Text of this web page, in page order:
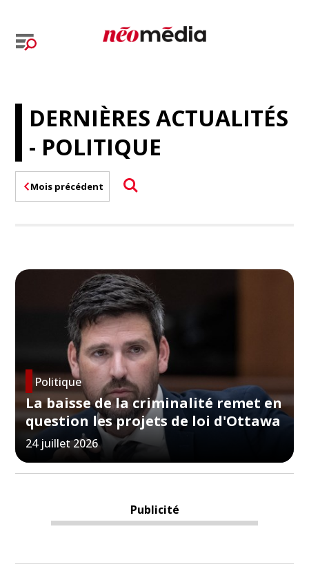
DERNIÈRES ACTUALITÉS
- POLITIQUE
Mois précédent
Politique
La baisse de la criminalité remet en
question les projets de loi d'Ottawa
24 juillet 2026
Publicité